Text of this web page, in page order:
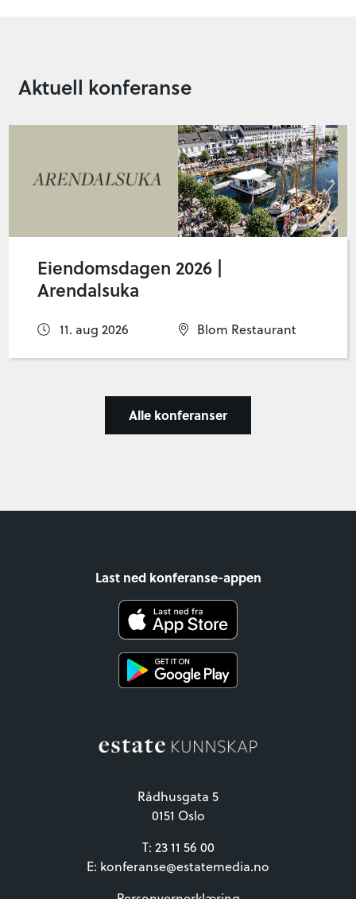
Aktuell konferanse
Eiendomsdagen 2026 |
Arendalsuka
11. aug 2026 Blom Restaurant
Alle konferanser
Last ned konferanse-appen
Rådhusgata 5
0151 Oslo
T: 23 11 56 00
E: konferanse@estatemedia.no